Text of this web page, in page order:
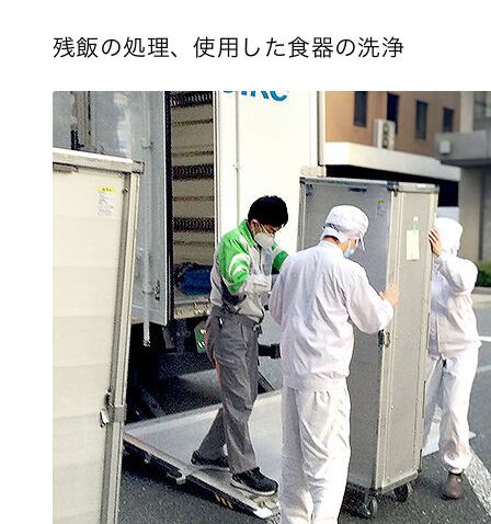
残飯の処理、使用した食器の洗浄